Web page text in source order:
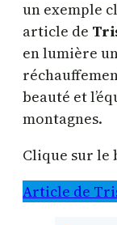
un exemple
article de
en lumière
beauté et
montagnes.
Clique sur le
Article de